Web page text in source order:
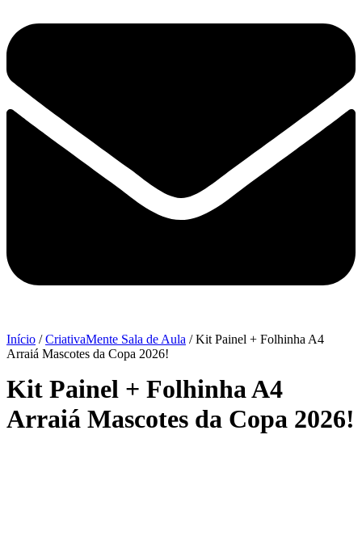
Início /CriativaMente Sala de Aula / Kit Painel + Folhinha A4
Arraiá Mascotes da Copa 2026!
Kit Painel + Folhinha A4
Arraiá Mascotes da Copa 2026!